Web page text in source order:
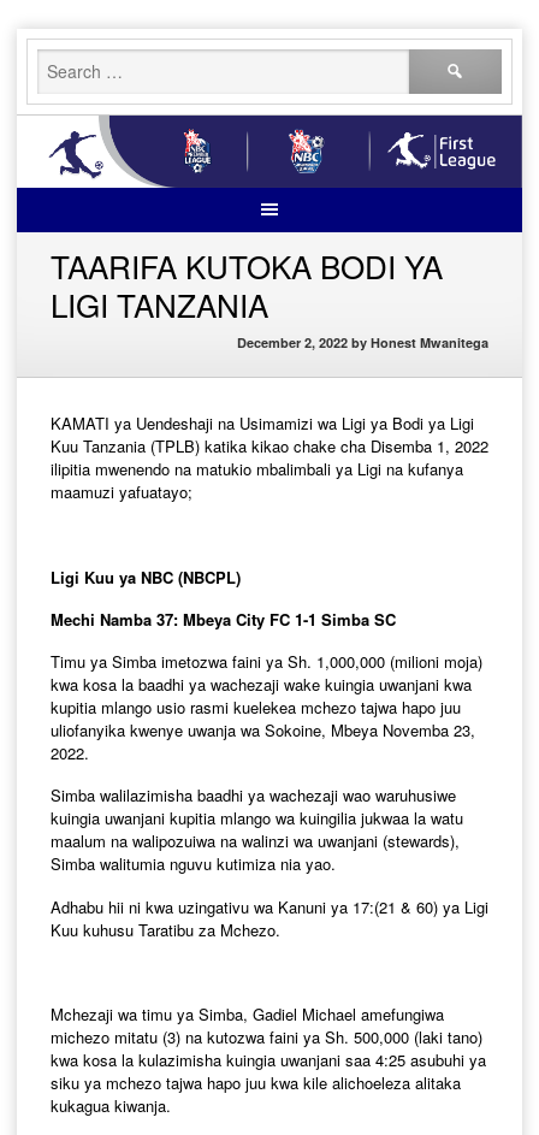
Skip
content
Search
TAARIFA KUTOKA BODI YA
LIGI TANZANIA
December 2, 2022 by Honest Mwanitega
KAMATI ya Uendeshaji na Usimamizi wa Ligi ya Bodi ya Ligi
Kuu Tanzania (TPLB) katika kikao chake cha Disemba 1, 2022
ilipitia mwenendo na matukio mbalimbali ya Ligi na kufanya
maamuzi yafuatayo;
Ligi Kuu ya NBC (NBCPL)
Mechi Namba 37: Mbeya City FC 1-1 Simba SC
Timu ya Simba imetozwa faini ya Sh. 1,000,000 (milioni moja)
kwa kosa la baadhi ya wachezaji wake kuingia uwanjani kwa
kupitia mlango usio rasmi kuelekea mchezo tajwa hapo juu
uliofanyika kwenye uwanja wa Sokoine, Mbeya Novemba 23,
2022.
Simba walilazimisha baadhi ya wachezaji wao waruhusiwe
kuingia uwanjani kupitia mlango wa kuingilia jukwaa la watu
maalum na walipozuiwa na walinzi wa uwanjani (stewards),
Simba walitumia nguvu kutimiza nia yao.
Adhabu hii ni kwa uzingativu wa Kanuni ya 17:(21 & 60) ya Ligi
Kuu kuhusu Taratibu za Mchezo.
Mchezaji wa timu ya Simba, Gadiel Michael amefungiwa
michezo mitatu (3) na kutozwa faini ya Sh. 500,000 (laki tano)
kwa kosa la kulazimisha kuingia uwanjani saa 4:25 asubuhi ya
siku ya mchezo tajwa hapo juu kwa kile alichoeleza alitaka
kukagua kiwanja.